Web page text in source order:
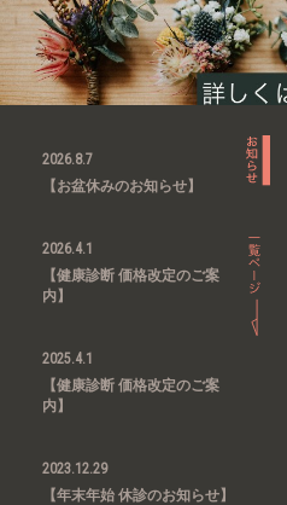
2026.8.7
【お盆休みのお知らせ】
2026.4.1
【健康診断 価格改定のご案
内】
2025.4.1
【健康診断 価格改定のご案
内】
2023.12.29
【年末年始 休診のお知らせ】